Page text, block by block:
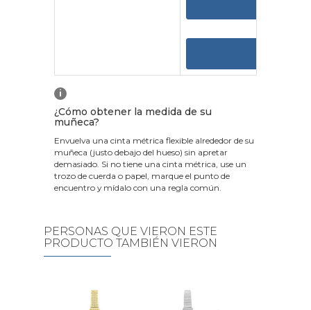
i
¿Cómo obtener la medida de su
muñeca?
Envuelva una cinta métrica flexible alrededor de su
muñeca (justo debajo del hueso) sin apretar
demasiado. Si no tiene una cinta métrica, use un
trozo de cuerda o papel, marque el punto de
encuentro y mídalo con una regla común.
PERSONAS QUE VIERON ESTE
PRODUCTO TAMBIÉN VIERON